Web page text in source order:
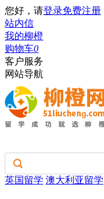
您好，请登录免费注册
站内信
我的柳橙
购物车0
客户服务
网站导航
英国留学 澳大利亚留学